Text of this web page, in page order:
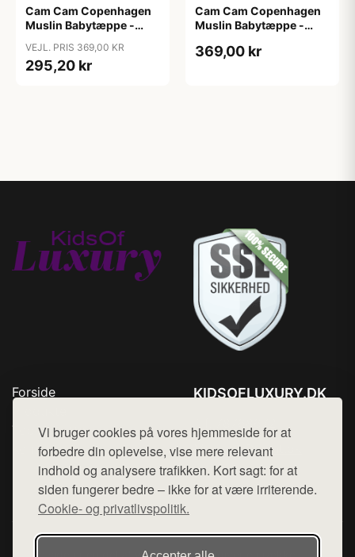
Vi bruger cookies på vores hjemmeside for at
forbedre din oplevelse, vise mere relevant
indhold og analysere trafikken. Kort sagt: for at
siden fungerer bedre – ikke for at være irriterende.
Cookie- og privatlivspolitik.
Cam Cam Copenhagen
Muslin Babytæppe -
VEJL. PRIS 369,00 KR
295,20 kr
Cam Cam Copenhagen
Muslin Babytæppe -
369,00 kr
Forside
Top Rabatter
Kontakt
KIDSOFLUXURY.DK
Mail: hej@want.dk
Cookie- og privatlivspolitik